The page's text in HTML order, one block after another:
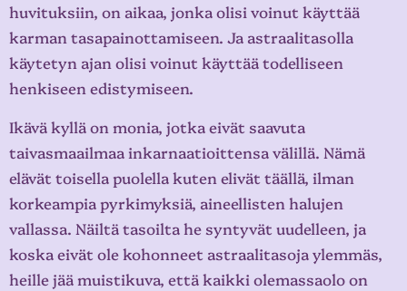
huvituksiin, on aikaa, jonka olisi voinut käyttää
karman tasapainottamiseen. Ja astraalitasolla
käytetyn ajan olisi voinut käyttää todelliseen
henkiseen edistymiseen.
Ikävä kyllä on monia, jotka eivät saavuta
taivasmaailmaa inkarnaatioittensa välillä. Nämä
elävät toisella puolella kuten elivät täällä, ilman
korkeampia pyrkimyksiä, aineellisten halujen
vallassa. Näiltä tasoilta he syntyvät uudelleen, ja
koska eivät ole kohonneet astraalitasoja ylemmäs,
heille jää muistikuva, että kaikki olemassaolo on